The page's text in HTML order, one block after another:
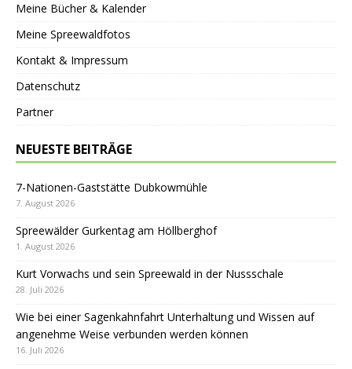
Meine Bücher & Kalender
Meine Spreewaldfotos
Kontakt & Impressum
Datenschutz
Partner
NEUESTE BEITRÄGE
7-Nationen-Gaststätte Dubkowmühle
7. August 2026
Spreewälder Gurkentag am Höllberghof
1. August 2026
Kurt Vorwachs und sein Spreewald in der Nussschale
28. Juli 2026
Wie bei einer Sagenkahnfahrt Unterhaltung und Wissen auf
angenehme Weise verbunden werden können
16. Juli 2026